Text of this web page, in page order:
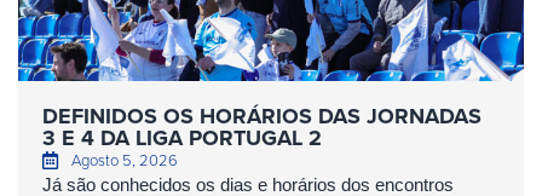
DEFINIDOS OS HORÁRIOS DAS JORNADAS
3 E 4 DA LIGA PORTUGAL 2
Agosto 5, 2026
Já são conhecidos os dias e horários dos encontros